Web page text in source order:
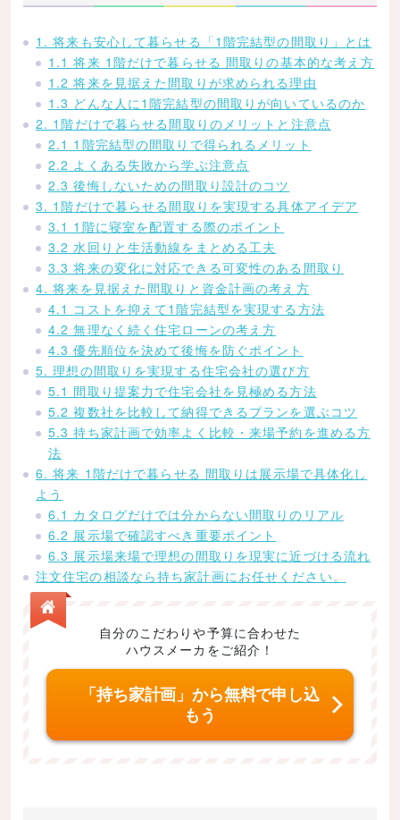
1. 将来も安心して暮らせる「1階完結型の間取り」とは
1.1 将来 1階だけで暮らせる 間取りの基本的な考え方
1.2 将来を見据えた間取りが求められる理由
1.3 どんな人に1階完結型の間取りが向いているのか
2. 1階だけで暮らせる間取りのメリットと注意点
2.1 1階完結型の間取りで得られるメリット
2.2 よくある失敗から学ぶ注意点
2.3 後悔しないための間取り設計のコツ
3. 1階だけで暮らせる間取りを実現する具体アイデア
3.1 1階に寝室を配置する際のポイント
3.2 水回りと生活動線をまとめる工夫
3.3 将来の変化に対応できる可変性のある間取り
4. 将来を見据えた間取りと資金計画の考え方
4.1 コストを抑えて1階完結型を実現する方法
4.2 無理なく続く住宅ローンの考え方
4.3 優先順位を決めて後悔を防ぐポイント
5. 理想の間取りを実現する住宅会社の選び方
5.1 間取り提案力で住宅会社を見極める方法
5.2 複数社を比較して納得できるプランを選ぶコツ
5.3 持ち家計画で効率よく比較・来場予約を進める方
法
6. 将来 1階だけで暮らせる 間取りは展示場で具体化し
よう
6.1 カタログだけでは分からない間取りのリアル
6.2 展示場で確認すべき重要ポイント
6.3 展示場来場で理想の間取りを現実に近づける流れ
注文住宅の相談なら持ち家計画にお任せください。
自分のこだわりや予算に合わせた
ハウスメーカをご紹介！
「持ち家計画」から無料で申し込
もう